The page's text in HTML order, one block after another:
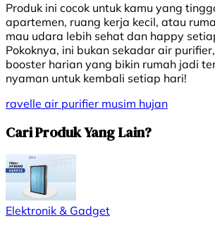
Produk ini cocok untuk kamu yang
apartemen, ruang kerja kecil, atau
mau udara lebih sehat dan happy
Pokoknya, ini bukan sekadar air
booster harian yang bikin rumah jadi
nyaman untuk kembali setiap hari!
ravelle air purifier musim hujan
Cari Produk Yang Lain?
Elektronik & Gadget